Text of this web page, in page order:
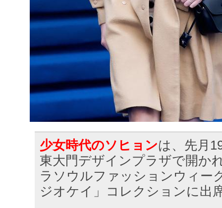
少女時代のソヒョンは、先月
東大門デザインプラザで開か
ラソウルファッションウィー
ジオケイ」コレクションに出